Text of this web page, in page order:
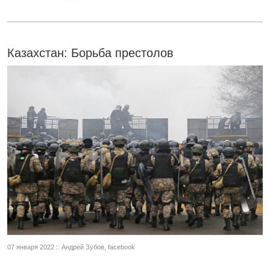
Казахстан: Борьба престолов
07 января 2022 :: Андрей Зубов, facebook